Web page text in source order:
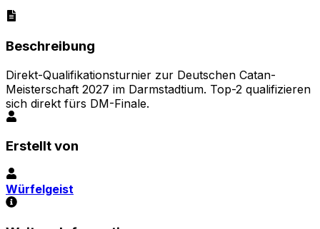
Beschreibung
Direkt-Qualifikationsturnier zur Deutschen Catan-
Meisterschaft 2027 im Darmstadtium. Top-2 qualifizieren
sich direkt fürs DM-Finale.
Erstellt von
Würfelgeist